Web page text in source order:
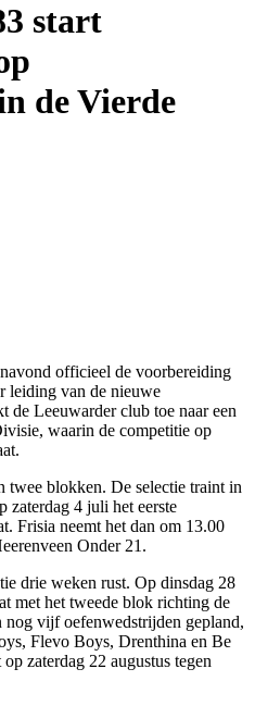
start
de Vierde
officieel de voorbereiding
leiding van de nieuwe
de Leeuwarder club toe naar een
waarin de competitie op
twee blokken. De selectie traint in
zaterdag 4 juli het eerste
Frisia neemt het dan om 13.00
Onder 21.
drie weken rust. Op dinsdag 28
met het tweede blok richting de
nog vijf oefenwedstrijden gepland,
Flevo Boys, Drenthina en Be
zaterdag 22 augustus tegen